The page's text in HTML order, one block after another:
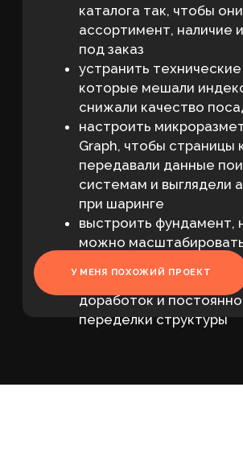
страницы, которые уже могут расти в
выдаче. Основной фокус был направлен
на создание прочной базы для
дальнейшего развития проекта. В
рамках SEO поставщика
металлорежущего инструмента
приоритетом стали структурные
доработки, повышение качества
посадочных страниц и устранение
факторов, ограничивающих рост
видимости сайта в поиске.
Метрика Было Стало
Запросов в ТОП 3 1682 1879
Запросов в ТОП 10 2359 2430
Запросы в Топ Яндекс